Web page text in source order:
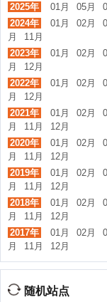
2025年
01月 05月
2024年
01月 02月
月
11月
2023年
01月 02月
月
12月
2022年
01月 02月
月
12月
2021年
01月 02月
月
11月
12月
2020年
01月 02月
月
11月
12月
2019年
01月 02月
月
11月
12月
2018年
01月 02月
月
11月
12月
2017年
01月 02月
月
11月 12月
随机站点